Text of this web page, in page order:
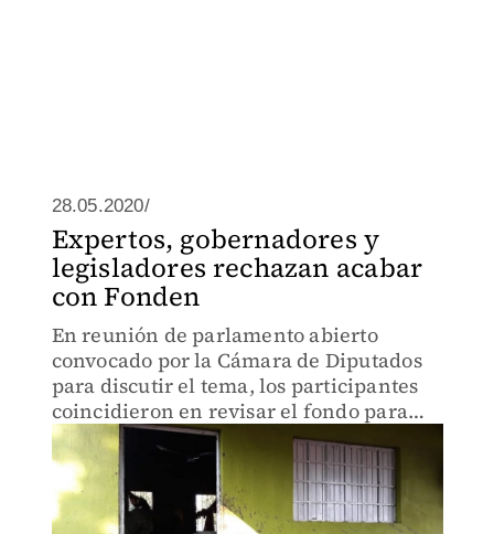
28.05.2020/
Expertos, gobernadores y
legisladores rechazan acabar
con Fonden
En reunión de parlamento abierto
convocado por la Cámara de Diputados
para discutir el tema, los participantes
coincidieron en revisar el fondo para
mejorar su operación y garantizar
transparencia en su ejercicio.